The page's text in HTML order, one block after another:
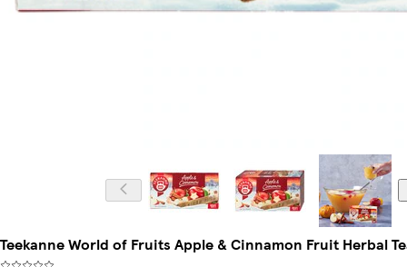
Teekanne World of Fruits Apple & Cinnamon Fruit Herbal